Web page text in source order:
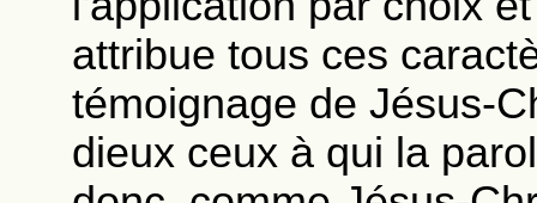
attribue tous ces
témoignage de Jésus-
dieux ceux à qui la